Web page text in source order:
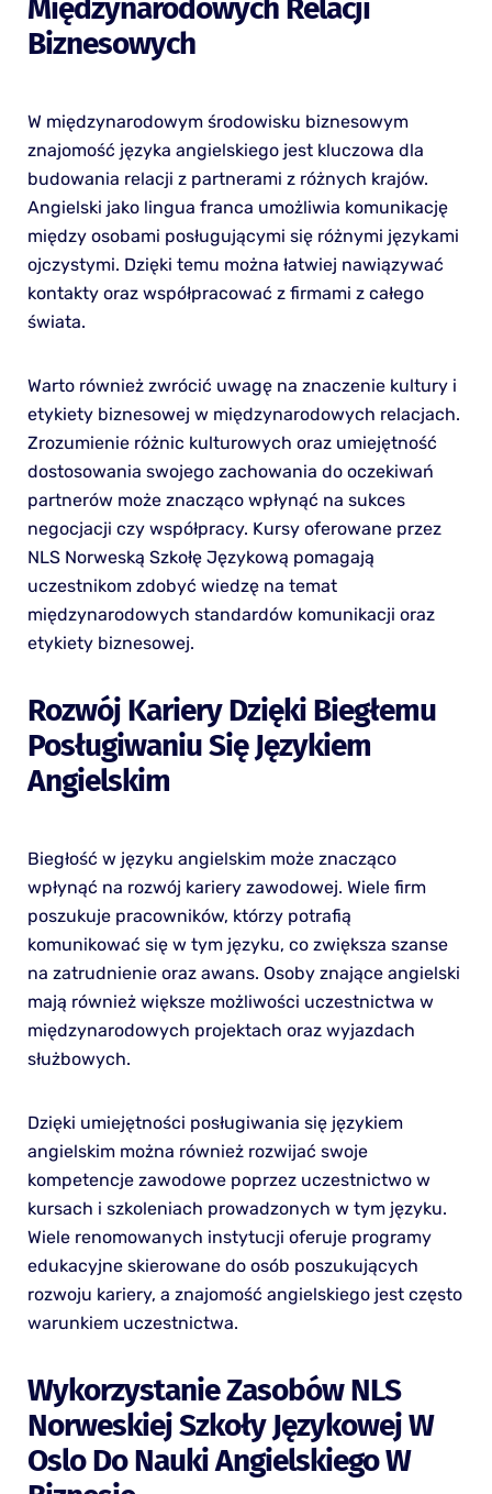
Międzynarodowych Relacji
Biznesowych
W międzynarodowym środowisku biznesowym
znajomość języka angielskiego jest kluczowa dla
budowania relacji z partnerami z różnych krajów.
Angielski jako lingua franca umożliwia komunikację
między osobami posługującymi się różnymi językami
ojczystymi. Dzięki temu można łatwiej nawiązywać
kontakty oraz współpracować z firmami z całego
świata.
Warto również zwrócić uwagę na znaczenie kultury i
etykiety biznesowej w międzynarodowych relacjach.
Zrozumienie różnic kulturowych oraz umiejętność
dostosowania swojego zachowania do oczekiwań
partnerów może znacząco wpłynąć na sukces
negocjacji czy współpracy. Kursy oferowane przez
NLS Norweską Szkołę Językową pomagają
uczestnikom zdobyć wiedzę na temat
międzynarodowych standardów komunikacji oraz
etykiety biznesowej.
Rozwój Kariery Dzięki Biegłemu
Posługiwaniu Się Językiem
Angielskim
Biegłość w języku angielskim może znacząco
wpłynąć na rozwój kariery zawodowej. Wiele firm
poszukuje pracowników, którzy potrafią
komunikować się w tym języku, co zwiększa szanse
na zatrudnienie oraz awans. Osoby znające angielski
mają również większe możliwości uczestnictwa w
międzynarodowych projektach oraz wyjazdach
służbowych.
Dzięki umiejętności posługiwania się językiem
angielskim można również rozwijać swoje
kompetencje zawodowe poprzez uczestnictwo w
kursach i szkoleniach prowadzonych w tym języku.
Wiele renomowanych instytucji oferuje programy
edukacyjne skierowane do osób poszukujących
rozwoju kariery, a znajomość angielskiego jest często
warunkiem uczestnictwa.
Wykorzystanie Zasobów NLS
Norweskiej Szkoły Językowej W
Oslo Do Nauki Angielskiego W